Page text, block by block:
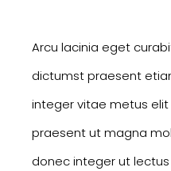
Arcu lacinia eget
dictumst praesent
integer vitae metus
praesent ut magna
donec integer ut